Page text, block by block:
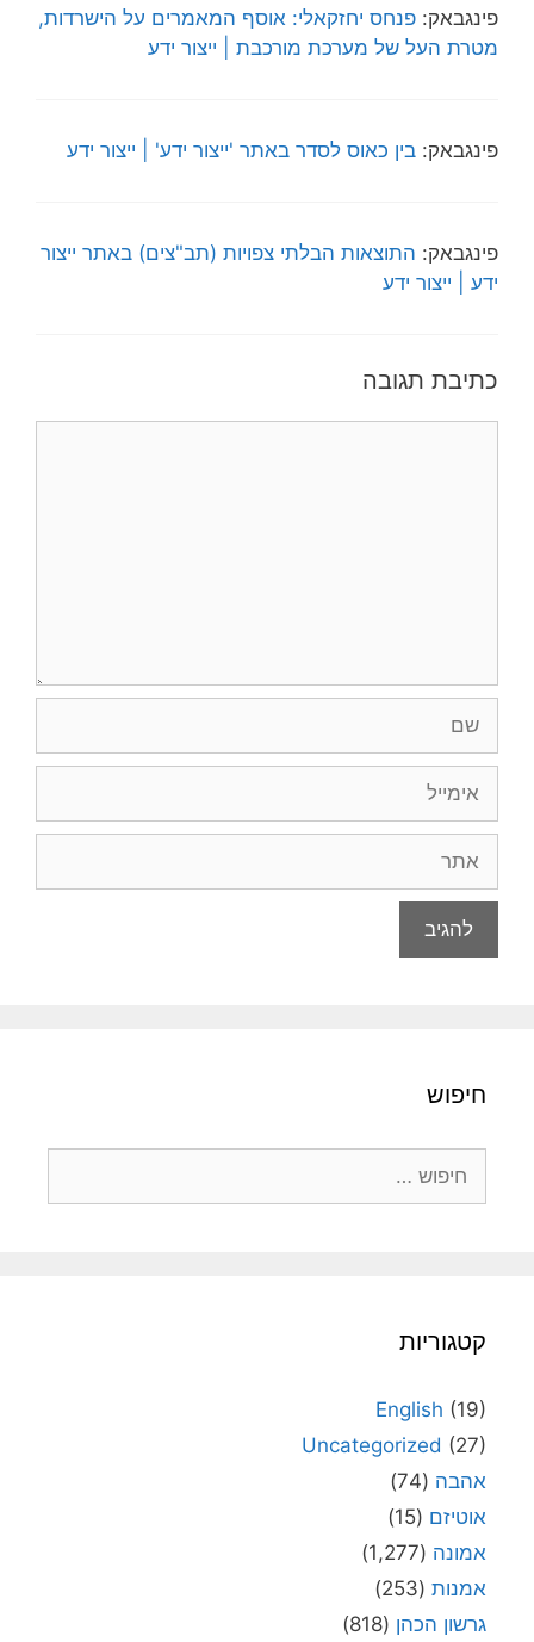
פינגבאק: פנחס יחזקאלי: אוסף המאמרים על הישרדות,
מטרת העל של מערכת מורכבת | ייצור ידע
פינגבאק: בין כאוס לסדר באתר 'ייצור ידע' | ייצור ידע
פינגבאק: התוצאות הבלתי צפויות (תב"צים) באתר ייצור
ידע | ייצור ידע
כתיבת תגובה
חיפוש
קטגוריות
English (19)
Uncategorized (27)
אהבה (74)
אוטיזם (15)
אמונה (1,277)
אמנות (253)
גרשון הכהן (818)